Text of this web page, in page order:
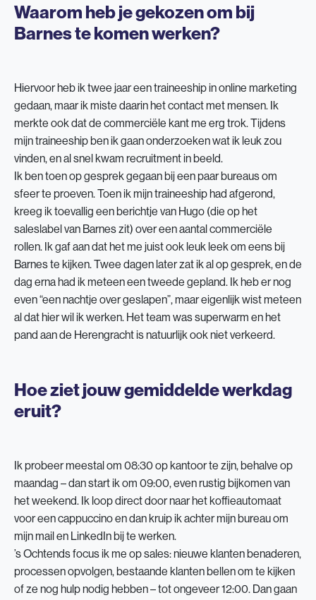
Waarom heb je gekozen om bij
Barnes te komen werken?
Hiervoor heb ik twee jaar een traineeship in online marketing
gedaan, maar ik miste daarin het contact met mensen. Ik
merkte ook dat de commerciële kant me erg trok. Tijdens
mijn traineeship ben ik gaan onderzoeken wat ik leuk zou
vinden, en al snel kwam recruitment in beeld.
Ik ben toen op gesprek gegaan bij een paar bureaus om
sfeer te proeven. Toen ik mijn traineeship had afgerond,
kreeg ik toevallig een berichtje van Hugo (die op het
saleslabel van Barnes zit) over een aantal commerciële
rollen. Ik gaf aan dat het me juist ook leuk leek om eens bij
Barnes te kijken. Twee dagen later zat ik al op gesprek, en de
dag erna had ik meteen een tweede gepland. Ik heb er nog
even “een nachtje over geslapen”, maar eigenlijk wist meteen
al dat hier wil ik werken. Het team was superwarm en het
pand aan de Herengracht is natuurlijk ook niet verkeerd.
Hoe ziet jouw gemiddelde werkdag
eruit?
Ik probeer meestal om 08:30 op kantoor te zijn, behalve op
maandag – dan start ik om 09:00, even rustig bijkomen van
het weekend. Ik loop direct door naar het koffieautomaat
voor een cappuccino en dan kruip ik achter mijn bureau om
mijn mail en LinkedIn bij te werken.
’s Ochtends focus ik me op sales: nieuwe klanten benaderen,
processen opvolgen, bestaande klanten bellen om te kijken
of ze nog hulp nodig hebben – tot ongeveer 12:00. Dan gaan